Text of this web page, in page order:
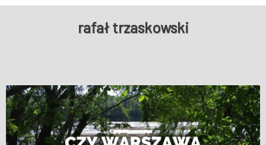
NASZE WYDAWNICTWA
WESPRZYJ NAS
rafał trzaskowski